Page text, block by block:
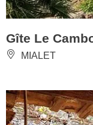
Gîte Le
MIALET